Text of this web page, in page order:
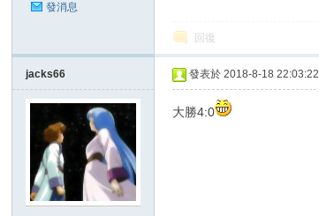
發消息
回復
jacks66 發表於 2018-8-18 22:03:22
大勝4:0